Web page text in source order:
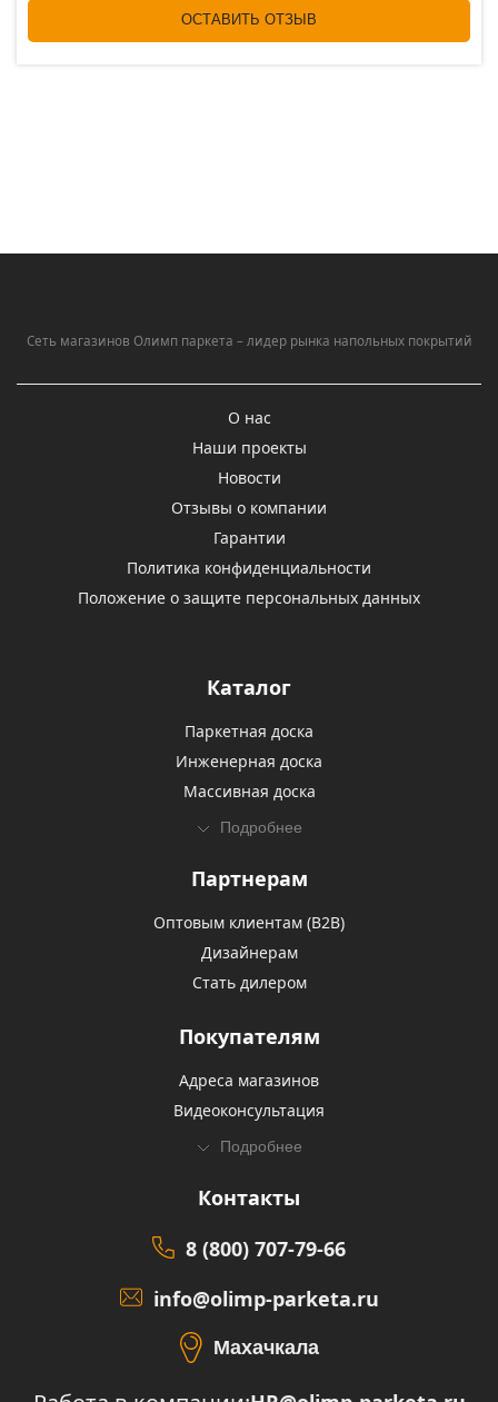
ОСТАВИТЬ ОТЗЫВ
Сеть магазинов Олимп паркета – лидер рынка напольных покрытий
О нас
Наши проекты
Новости
Отзывы о компании
Гарантии
Политика конфиденциальности
Положение о защите персональных данных
Каталог
Паркетная доска
Инженерная доска
Массивная доска
Подробнее
Партнерам
Оптовым клиентам (В2В)
Дизайнерам
Стать дилером
Покупателям
Адреса магазинов
Видеоконсультация
Подробнее
Контакты
8 (800) 707-79-66
info@olimp-parketa.ru
Махачкала